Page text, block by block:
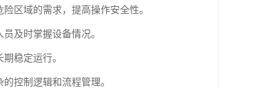
区域的需求，提高操作安全性。
及时掌握设备情况。
稳定运行。
控制逻辑和流程管理。